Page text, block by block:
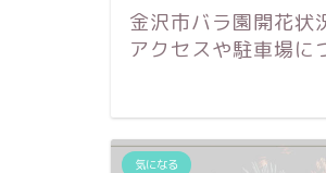
金沢市バラ園開花状
アクセスや駐車場に
気になる